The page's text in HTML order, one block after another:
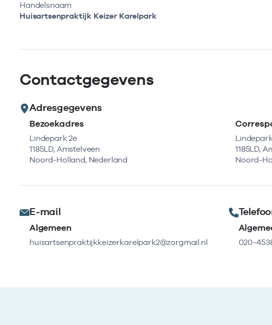
Handelsnaam
Huisartsenpraktijk Keizer Karelpark
Contactgegevens
Adresgegevens
Bezoekadres
Lindepark 2e
1185LD, Amstelveen
Noord-Holland, Nederland
1185LD,
Noord-
E-mail
Algemeen
huisartsenpraktijkkeizerkarelpark2@zorgmail.nl 020-